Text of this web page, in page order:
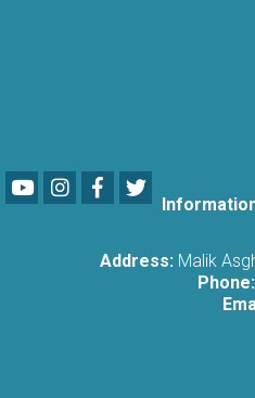
YoutubeLinkedIn
Facebook
Address: Malik
Phone: